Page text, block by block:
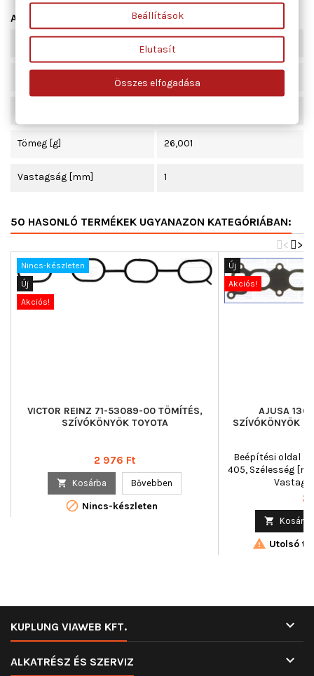
Adatlap
70
Szívócső
Tömeg [g] 26,001
Vastagság [mm] 1
50 HASONLÓ TERMÉKEK UGYANAZON KATEGÓRIÁBAN:
>
<
Nincs-készleten
Új
Akciós!
VICTOR REINZ 71-53089-00 TÖMÍTÉS,
SZÍVÓKÖNYÖK TOYOTA
Ár
2 976 Ft
 Kosárba Bővebben
 Nincs-készleten
Új
Akciós!
AJUSA
SZÍVÓKÖNYÖK
Beépítési oldal :
405, Szélesség
Ár2
 Kosárba
 Utolsó
KUPLUNG VIAWEB KFT. 
ALKATRÉSZ ÉS SZERVIZ 
Beállítások
Elutasít
Összes elfogadása